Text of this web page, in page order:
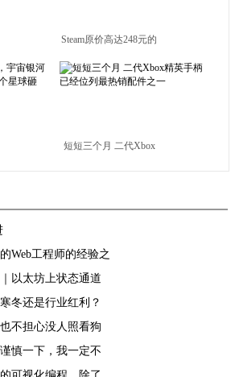
Steam原价高达248元的
游戏，开发了整整7
年，Epic竟直接白给
短短三个月 二代Xbox
Web工程师的经验之
以太坊上状态通道
冬还是行业红利？
不担心没人照看狗
慎一下，我一定不
可视化编程，除了